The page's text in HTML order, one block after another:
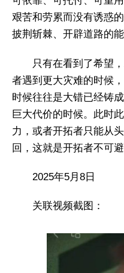
艰苦和劳累而没有诱惑
披荆斩棘、开辟道路的
只有在看到了希望
者遇到更大灾难的时候
时候往往是大错已经铸
巨大代价的时候。此时
力，或者开拓者只能从
回，这就是开拓者不可
2025年5月8日
关联视频截图：